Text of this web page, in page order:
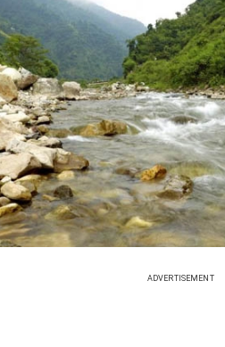
ADVERTISEMENT